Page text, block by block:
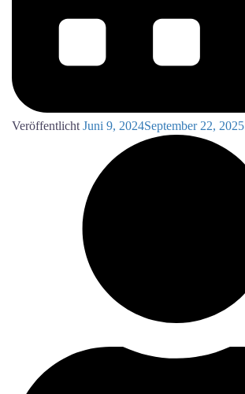
VeröffentlichtJuni 9, 2024September 22, 2025